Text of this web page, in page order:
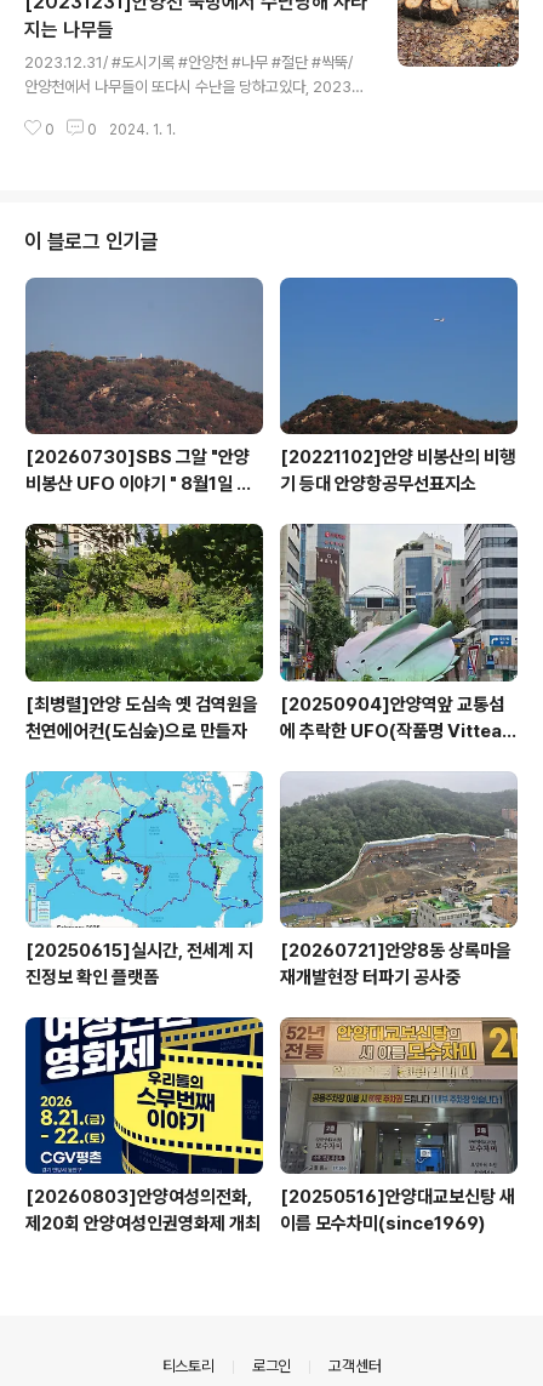
으로 찾은 것이다. 제인 구달 박사는 당시 학운공원앞 학의
천을 돌아보며 수질개선 추진과정, 생물서식지로서의 하천
상태 등을 확인하고 환경단체 회원 및 초등학생들과 환경
의 중요성, 환경보호 방안 등에 대해 이야기를 나누고 사진
속 돌다리에서 하천에 물고기도 방류했다. 제안구달 박사
지는 나무들
2023.12.31/ #도시기록 #안양천 #나무 #절단 #싹뚝/
안양천에서 나무들이 또다시 수난을 당하고있다, 2023년
너편 덕천교와 비산펌푸장 주변에 심어진 나무들이 니무
거한데 이어 뚝방까지 획대하는 것으로 보인다. 하천을 산
책하던 한 시민은 "이제 여름철 하천에서 그늘 칮기란 하늘
의 밸 보기보다 어려울것 같고, 새소리도 들을수 없고삭막
것도 중요하다"고 지적했다.
0 0 2024. 1. 1.
이 블로그 인기글
[20260730]SBS 그알 "안양
비봉산 UFO 이야기 " 8월1일 방
[20221102]안양 비봉산의 비행
기 등대 안양항공무선표지소
[최병렬]안양 도심속 옛 검역원을
천연에어컨(도심숲)으로 만들자
[20250904]안양역앞 교통섬
에 추락한 UFO(작품명 Vitteau
[20250615]실시간, 전세계 지
진정보 확인 플랫폼
[20260721]안양8동 상록마을
재개발현장 터파기 공사중
[20260803]안양여성의전화,
제20회 안양여성인권영화제 개최
[20250516]안양대교보신탕 새
이름 모수차미(since1969)
티스토리 로그인 고객센터